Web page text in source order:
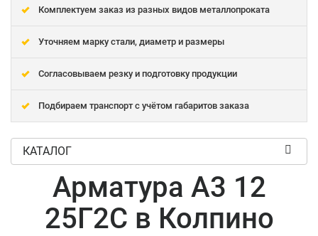
Комплектуем заказ из разных видов металлопроката
Уточняем марку стали, диаметр и размеры
Согласовываем резку и подготовку продукции
Подбираем транспорт с учётом габаритов заказа
КАТАЛОГ
Арматура А3 12
25Г2С в Колпино